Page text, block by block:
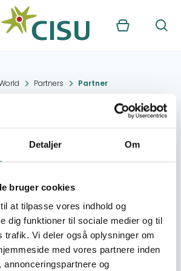
Detaljer Om
bruger cookies
at tilpasse vores indhold og
dig funktioner til sociale medier og til
trafik. Vi deler også oplysninger om
med vores partnere inden
annonceringspartnere og
Kurv Søg
Partners Partner
Development
#.#. ### ## ####,
###########,
#####
Socialpolitisk Forening